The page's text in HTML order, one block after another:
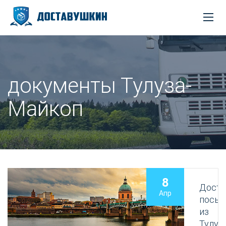
документы Тулуза-
Майкоп
8
Апр
из